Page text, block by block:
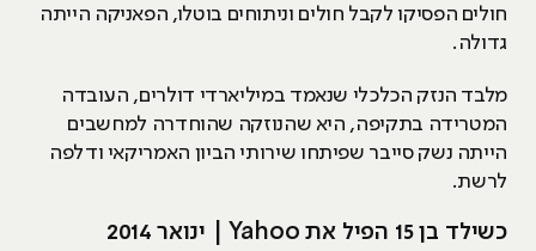
חולים הפסיקו לקבל חולים וניתוחים בוטלו, הפאניקה הייתה
גדולה.
מלבד הנזק הכלכלי שנאמד במיליארדי דולרים, העובדה
המטרידה בתקיפה, היא שהנוזקה שהוחדרה למחשבים
הייתה נשק סייבר שפיתחו שירותי הביון האמריקאי ודלפה
לרשת.
כשילד בן 15 הפיל את Yahoo | ינואר 2014